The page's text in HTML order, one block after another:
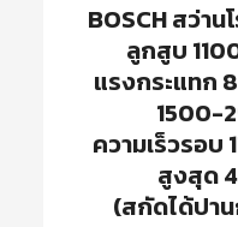
BOSCHสว่าน
ลูกสูบ
แรงกระแทก
1500-
ความเร็วรอบ
สูงสุด
(สกัดได้ปา